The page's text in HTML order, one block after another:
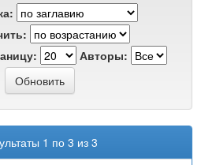
Авторы:
1 по 3 из 3